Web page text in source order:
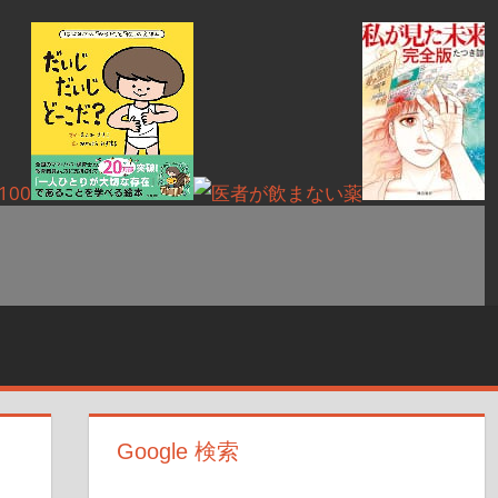
Google 検索